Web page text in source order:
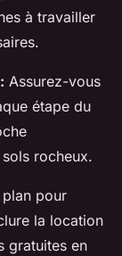
à travailler
Assurez-vous
étape du
rocheux.
pour
la location
gratuites en